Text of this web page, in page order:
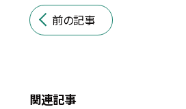
前の記事
関連記事